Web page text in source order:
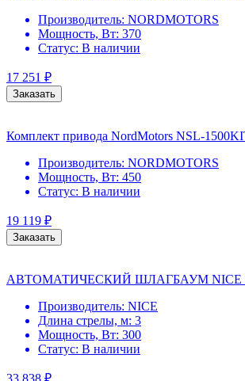
Производитель: NORDMOTORS
Мощность, Вт: 370
Статус: В наличии
17 251 ₽
Заказать
Комплект привода NordMotors NSL-
Производитель: NORDMOTORS
Мощность, Вт: 450
Статус: В наличии
19 119 ₽
Заказать
АВТОМАТИЧЕСКИЙ ШЛАГБАУМ NICE
Производитель: NICE
Длина стрелы, м: 3
Мощность, Вт: 300
Статус: В наличии
33 838 ₽